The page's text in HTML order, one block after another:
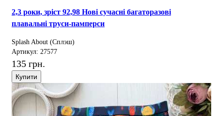
2,3 роки, зріст 92,98 Нові сучасні багаторазові
плавальні труси-памперси
Splash About (Сплэш)
Артикул: 27577
135 грн.
Купити